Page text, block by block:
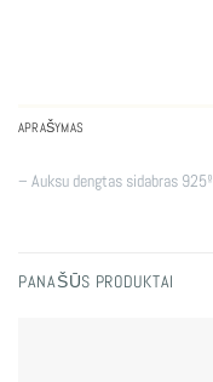
APRAŠYMAS
– Auksu dengtas sidabras 925º
PANAŠŪS PRODUKTAI